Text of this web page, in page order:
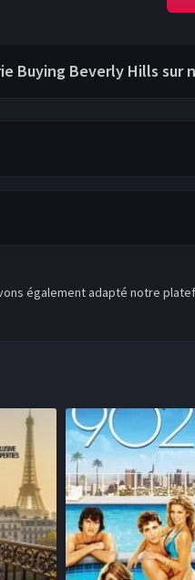
Buying Beverly Hills
également adapté notre